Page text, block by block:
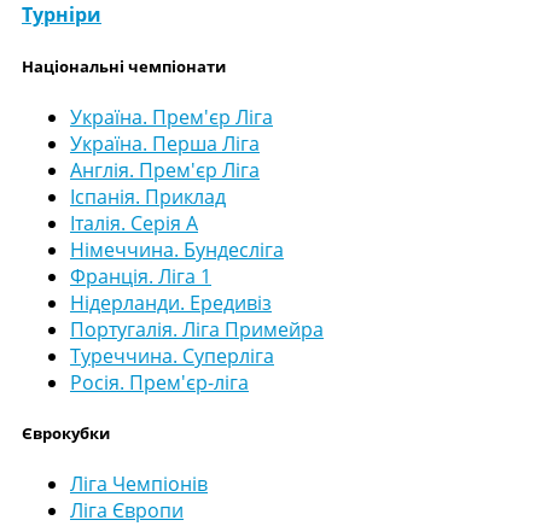
Турніри
Національні чемпіонати
Україна. Прем'єр Ліга
Україна. Перша Ліга
Англія. Прем'єр Ліга
Іспанія. Приклад
Італія. Серія А
Німеччина. Бундесліга
Франція. Ліга 1
Нідерланди. Ередивіз
Португалія. Ліга Примейра
Туреччина. Суперліга
Росія. Прем'єр-ліга
Єврокубки
Ліга Чемпіонів
Ліга Європи